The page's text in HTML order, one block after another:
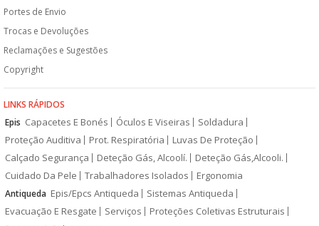
Portes de Envio
Trocas e Devoluções
Reclamações e Sugestões
Copyright
LINKS RÁPIDOS
Epis Capacetes E Bonés Óculos E Viseiras
Soldadura
Proteção Auditiva
Prot. Respiratória
Luvas De Proteção
Calçado Segurança
Deteção Gás, Alcoolí.
Deteção Gás,Alcooli.
Cuidado Da Pele
Trabalhadores Isolados Ergonomia
Antiqueda Epis/Epcs Antiqueda
Sistemas Antiqueda
Evacuação E Resgate
Serviços
Proteções Coletivas Estruturais